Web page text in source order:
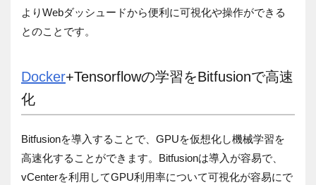
よりWebダッシュードから便利に可視化や操作ができる
とのことです。
Docker+Tensorflowの学習をBitfusionで高速
化
Bitfusionを導入することで、GPUを仮想化し機械学習を
高速化することができます。Bitfusionは導入が容易で、
vCenterを利用してGPU利用率について可視化が容易にで